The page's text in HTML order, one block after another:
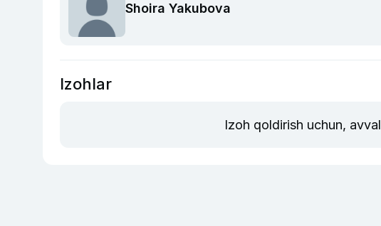
Shoira Yakubova
Izohlar
Izoh qoldirish uchun, avval